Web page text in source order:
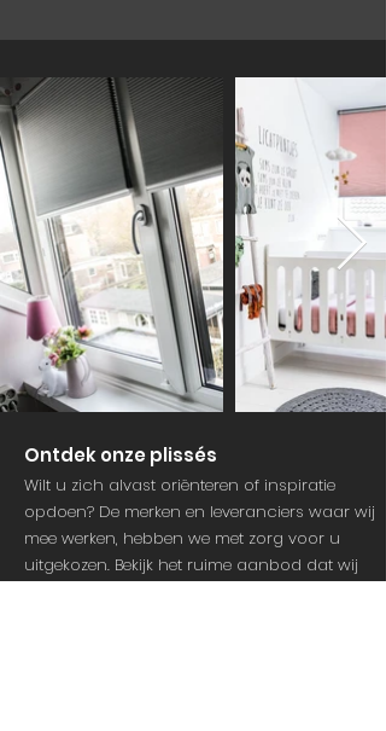
Wilt u zich alvast oriënteren of inspiratie
opdoen? De merken en leveranciers waar wij
mee werken, hebben we met zorg voor u
uitgekozen. Bekijk het ruime aanbod dat wij
Ontdek onze plissés